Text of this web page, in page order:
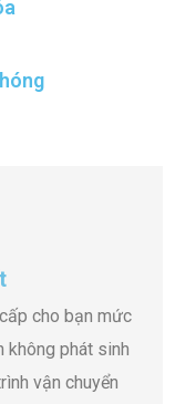
cho bạn mức
không phát sinh
vận chuyển